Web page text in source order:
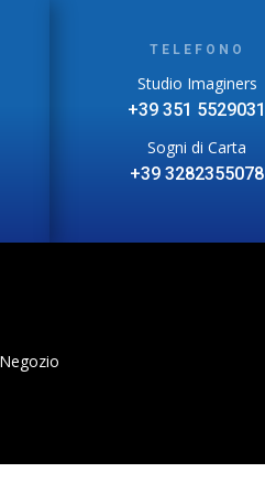
TELEFONO
Studio Imaginers
+39 351 5529031
Sogni di Carta
+39 3282355078